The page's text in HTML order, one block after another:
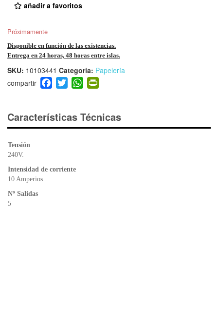
añadir a favoritos
Próximamente
Disponible en función de las existencias.
Entrega en 24 horas, 48 horas entre islas.
SKU: 10103441 Categoría: Papelería
F
a
e
b
k
T
wi
er
W
h
s
A
ri
e
Características Técnicas
Tensión
240V.
Intensidad de corriente
10 Amperios
Nº Salidas
5